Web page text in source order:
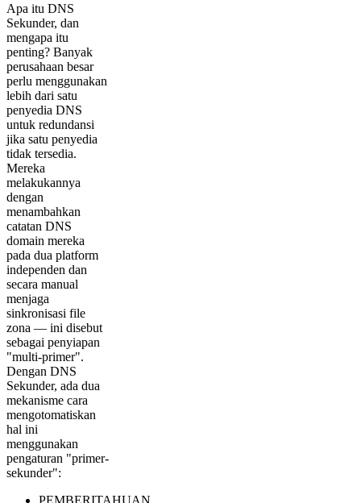
Apa itu DNS
Sekunder, dan
mengapa itu
penting? Banyak
perusahaan besar
perlu menggunakan
lebih dari satu
penyedia DNS
untuk redundansi
jika satu penyedia
tidak tersedia.
Mereka
melakukannya
dengan
menambahkan
catatan DNS
domain mereka
pada dua platform
independen dan
secara manual
menjaga
sinkronisasi file
zona — ini disebut
sebagai penyiapan
"multi-primer".
Dengan DNS
Sekunder, ada dua
mekanisme cara
mengotomatiskan
hal ini
menggunakan
pengaturan "primer-
sekunder":
PEMBERITAHUAN